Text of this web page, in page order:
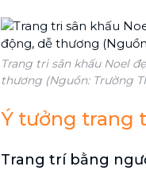
Trang tri sân khấu Noel
thương (Nguồn: Trường
Ý tưởng trang
Trang trí bằng